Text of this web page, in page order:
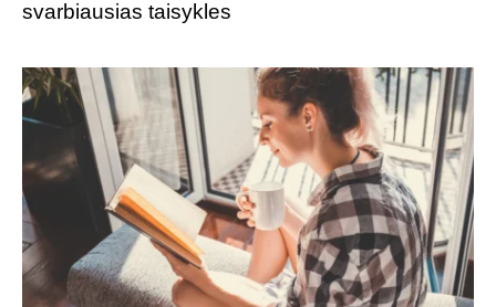
svarbiausias taisykles